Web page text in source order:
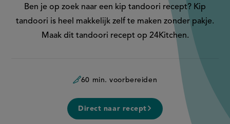
'Kip
tandoori
recept'
Ben je op zoek naar een kip tandoori recept? Kip
tandoori is heel makkelijk zelf te maken zonder pakje.
Maak dit tandoori recept op 24Kitchen.
60 min. voorbereiden
Direct naar recept